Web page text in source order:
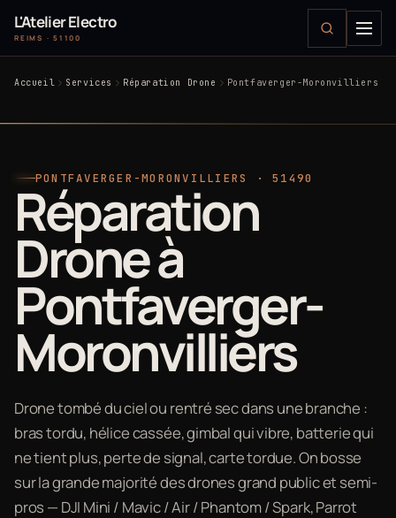
L'Atelier Electro
REIMS · 51100
Accueil Services Réparation Drone Pontfaverger-Moronvilliers
PONTFAVERGER-MORONVILLIERS · 51490
Réparation
Drone à
Pontfaverger-
Moronvilliers
Drone tombé du ciel ou rentré sec dans une branche :
bras tordu, hélice cassée, gimbal qui vibre, batterie qui
ne tient plus, perte de signal, carte tordue. On bosse
sur la grande majorité des drones grand public et semi-
pros — DJI Mini / Mavic / Air / Phantom / Spark, Parrot